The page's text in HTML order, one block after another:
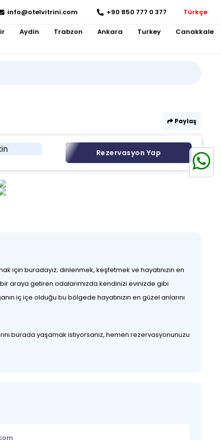
info@otelvitrini.com +90 850 777 0 377 Türkçe
Aydin Trabzon Ankara Turkey Canakkale
Paylaş
Rezervasyon Yap
için buradayız; dinlenmek, keşfetmek ve hayatınızın en
bir araya getiren odalarımızda kendinizi evinizde gibi
iç içe olduğu bu bölgede hayatınızın en güzel anlarını
burada yaşamak istiyorsanız, hemen rezervasyonunuzu